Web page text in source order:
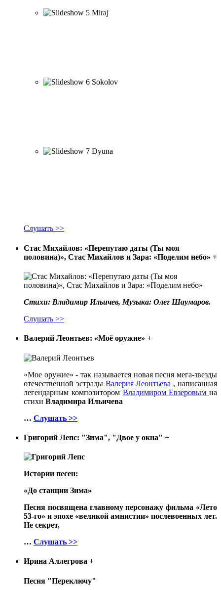
Слушать >>
Стас Михайлов: «Перепутаю даты (Ты моя
половина)», Стас Михайлов и Зара: «Поделим небо» +
Стихи: Владимир Ильичев, Музыка: Олег Шаумаров.
Слушать >>
Валерий Леонтьев: «Моё оружие» +
«Мое оружие» - так называется новая песня мега-звезды
отечественной эстрады Валерия Леонтьева , написанная
легендарным композитором Владимиром Евзеровым на
стихи Владимира Ильичева
… Слушать >>
Григорий Лепс: "Зима", "Двое у окна" +
Истории песен:
«До станции Зима»
Песня посвящена главному персонажу фильма «Лето
53-го» и эпохе «великой амнистии» послевоенных лет.
Не секрет,
… Слушать >>
Ирина Аллегрова +
Песня "Переключу"